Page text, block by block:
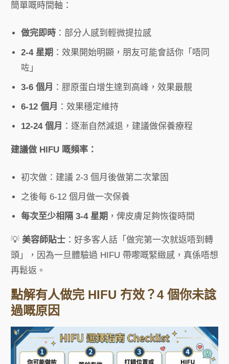
簡單嘅時間軸：
做完即時 ：部分人感到輕微提拉感
2-4 星期 ：效果開始明顯，朋友可能會話你「唔同
咗」
3-6 個月 ：膠原蛋白增生達到高峰，效果最靚
6-12 個月 ：效果穩定維持
12-24 個月 ：逐漸自然減退，建議做保養療程
建議做 HIFU 嘅頻率：
初次做：建議 2-3 個月後做第二次鞏固
之後每 6-12 個月做一次保養
每次至少相隔 3-4 星期 ，俾皮膚足夠恢復時間
💡 美容師貼士 ：好多客人話「做完第一次就返唔到轉
頭」，因為一旦體驗過 HIFU 帶嚟嘅緊緻感，真係唔想
再鬆返。
點解有人做完 HIFU 冇效？4 個你未諗
過嘅原因